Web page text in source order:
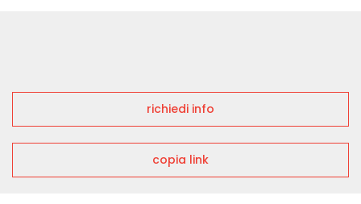
richiedi info
copia link